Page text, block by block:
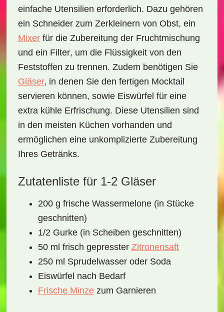
einfache Utensilien erforderlich. Dazu gehören
ein Schneiderzum Zerkleinern von Obst, ein
Mixerfür die Zubereitung der Fruchtmischung
und ein Filter, um die Flüssigkeit von den
Feststoffen zu trennen. Zudem benötigen Sie
Gläser, in denen Sie den fertigen Mocktail
servieren können, sowie Eiswürfel für eine
extra kühle Erfrischung. Diese Utensilien sind
in den meisten Küchen vorhanden und
ermöglichen eine unkomplizierte Zubereitung
Ihres Getränks.
Zutatenliste für 1-2 Gläser
200 g frische Wassermelone (in Stücke
geschnitten)
1/2 Gurke (in Scheiben geschnitten)
50 ml frisch gepresster Zitronensaft
250 ml Sprudelwasser oder Soda
Eiswürfel nach Bedarf
Frische Minzezum Garnieren